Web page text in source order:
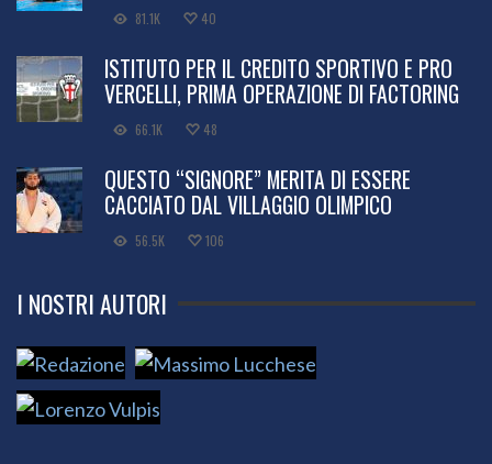
81.1K 40
ISTITUTO PER IL CREDITO SPORTIVO E PRO
VERCELLI, PRIMA OPERAZIONE DI FACTORING
66.1K 48
QUESTO “SIGNORE” MERITA DI ESSERE
CACCIATO DAL VILLAGGIO OLIMPICO
56.5K 106
I NOSTRI AUTORI